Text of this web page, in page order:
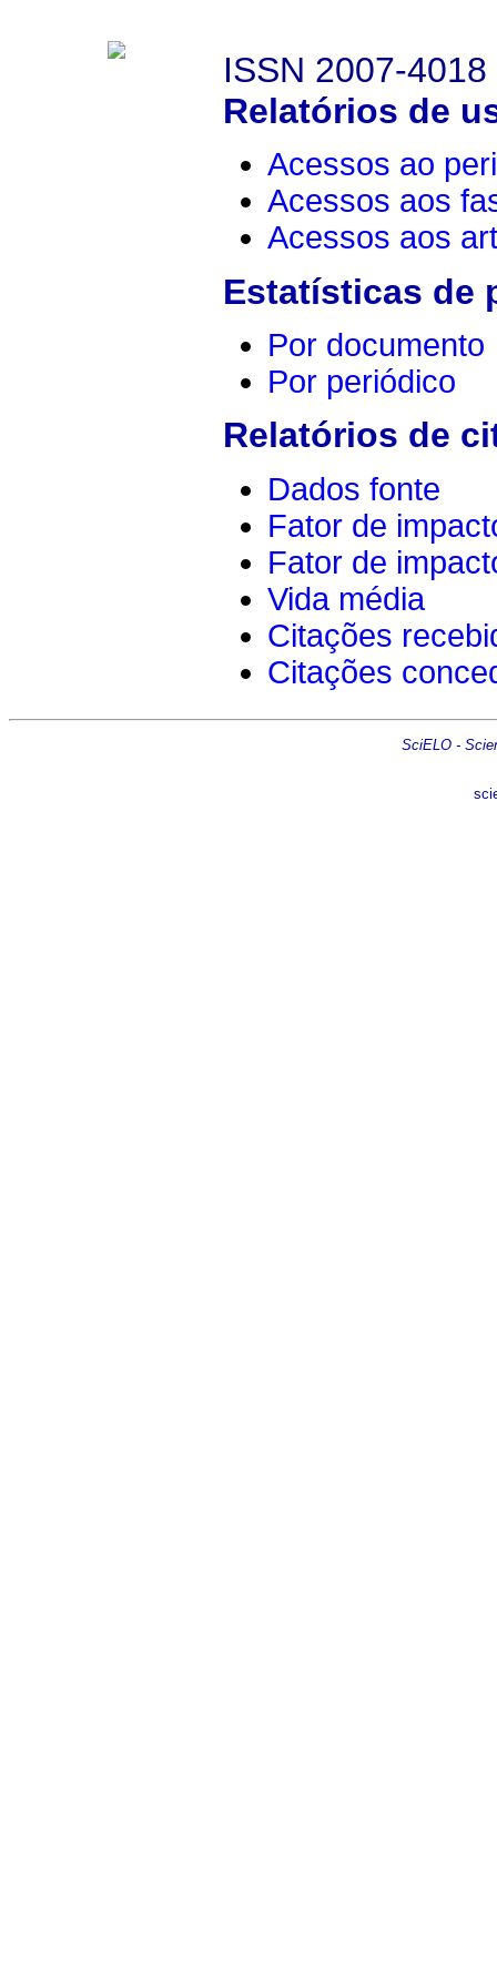
ISSN 2007-4018
Relatórios de
Acessos ao
Acessos aos
Acessos aos
Estatísticas de
Por documento
Por periódico
Relatórios de
Dados fonte
Fator de
Fator de
Vida média
Citações
Citações
SciELO -